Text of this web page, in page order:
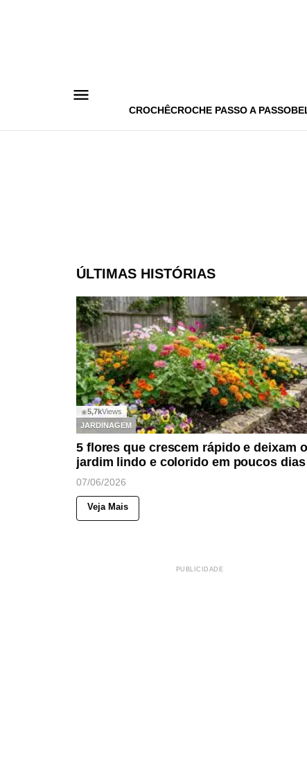
CROCHÊCROCHE PASSO A PASSO
ÚLTIMAS HISTÓRIAS
◉5,7kViews
JARDINAGEM
5 flores que crescem rápido e deixam o
jardim lindo e colorido em poucos dias
07/06/2026
Veja Mais
PUBLICIDADE